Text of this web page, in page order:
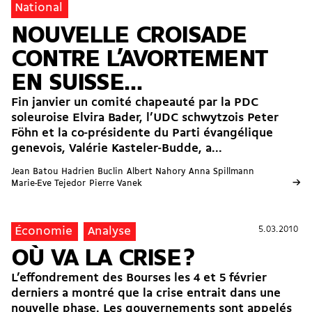
National
NOUVELLE CROISADE
CONTRE L’AVORTEMENT
EN SUISSE…
Fin janvier un comité chapeauté par la PDC
soleuroise Elvira Bader, l’UDC schwytzois Peter
Föhn et la co-présidente du Parti évangélique
genevois, Valérie Kasteler-Budde, a...
Jean Batou Hadrien Buclin Albert Nahory Anna Spillmann
Marie-Eve Tejedor Pierre Vanek →
5.03.2010
Économie Analyse 5.03.2010
OÙ VA LA CRISE ?
L’effondrement des Bourses les 4 et 5 février
derniers a montré que la crise entrait dans une
nouvelle phase. Les gouvernements sont appelés